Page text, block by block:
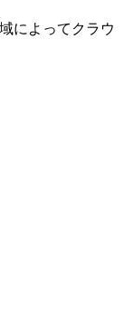
によってクラウ